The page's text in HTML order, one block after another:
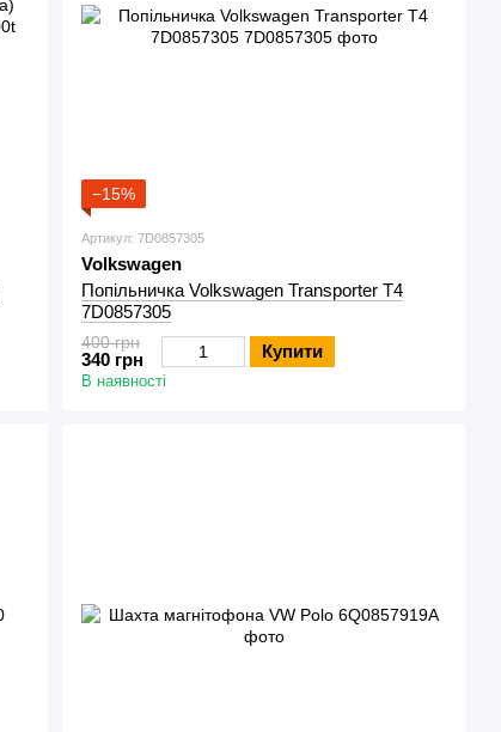
−15%
Артикул: 7D0857305
Volkswagen
Попільничка Volkswagen Transporter T4
7D0857305
400 грн
340 грн Купити
В наявності